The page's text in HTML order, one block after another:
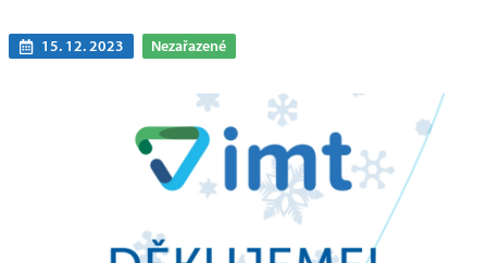
15. 12. 2023 Nezařazené